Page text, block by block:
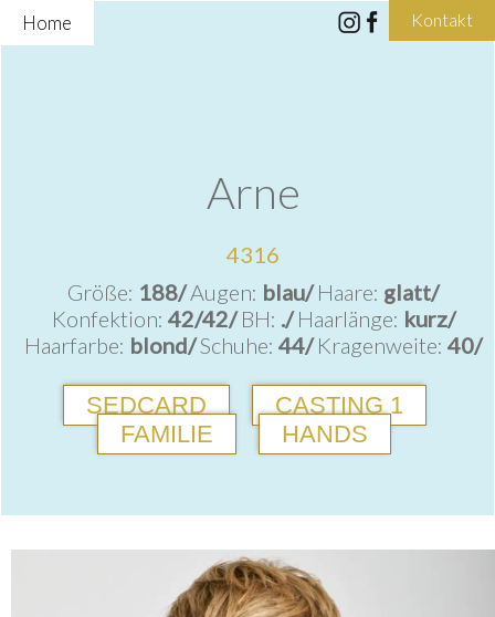
Home Kontakt
Arne
4316
Größe: 188/Augen: blau/Haare: glatt/
Konfektion: 42/42/BH: ./Haarlänge: kurz/
Haarfarbe: blond/Schuhe: 44/Kragenweite: 40/
SEDCARD
CASTING 1
FAMILIE
HANDS